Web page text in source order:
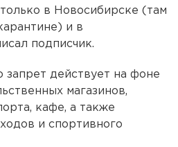
в Новосибирске (там
и в
подписчик.
запрет действует на фоне
магазинов,
кафе, а также
и спортивного